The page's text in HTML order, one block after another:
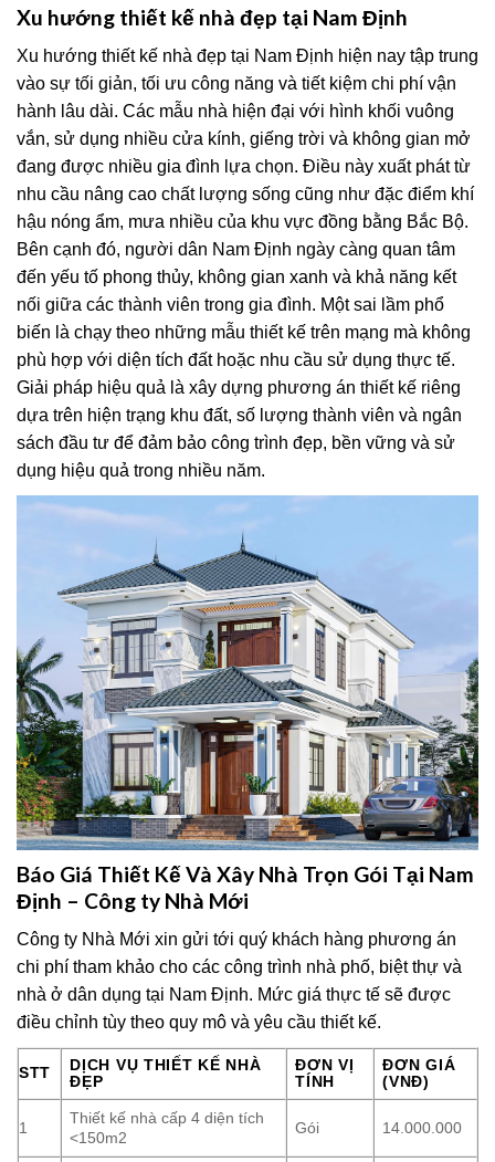
Xu hướng thiết kế nhà đẹp tại Nam Định
Xu hướng thiết kế nhà đẹp tại Nam Định hiện nay tập trung
vào sự tối giản, tối ưu công năng và tiết kiệm chi phí vận
hành lâu dài. Các mẫu nhà hiện đại với hình khối vuông
vắn, sử dụng nhiều cửa kính, giếng trời và không gian mở
đang được nhiều gia đình lựa chọn. Điều này xuất phát từ
nhu cầu nâng cao chất lượng sống cũng như đặc điểm khí
hậu nóng ẩm, mưa nhiều của khu vực đồng bằng Bắc Bộ.
Bên cạnh đó, người dân Nam Định ngày càng quan tâm
đến yếu tố phong thủy, không gian xanh và khả năng kết
nối giữa các thành viên trong gia đình. Một sai lầm phổ
biến là chạy theo những mẫu thiết kế trên mạng mà không
phù hợp với diện tích đất hoặc nhu cầu sử dụng thực tế.
Giải pháp hiệu quả là xây dựng phương án thiết kế riêng
dựa trên hiện trạng khu đất, số lượng thành viên và ngân
sách đầu tư để đảm bảo công trình đẹp, bền vững và sử
dụng hiệu quả trong nhiều năm.
Báo Giá Thiết Kế Và Xây Nhà Trọn Gói Tại Nam
Định – Công ty Nhà Mới
Công ty Nhà Mới xin gửi tới quý khách hàng phương án
chi phí tham khảo cho các công trình nhà phố, biệt thự và
nhà ở dân dụng tại Nam Định. Mức giá thực tế sẽ được
điều chỉnh tùy theo quy mô và yêu cầu thiết kế.
STT
DỊCH VỤ THIẾT KẾ NHÀ
ĐẸP
ĐƠN VỊ
TÍNH
ĐƠN GIÁ
(VNĐ)
1
Thiết kế nhà cấp 4 diện tích
<150m2
Gói 14.000.000